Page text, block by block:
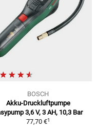
BOSCH
Akku-Druckluftpumpe
3,6 V, 3 AH, 10,3 Bar
77,70 €1